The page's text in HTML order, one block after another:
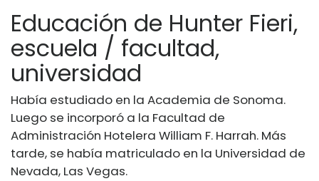
Educación de Hunter Fieri,
escuela / facultad,
universidad
Había estudiado en la Academia de Sonoma.
Luego se incorporó a la Facultad de
Administración Hotelera William F. Harrah. Más
tarde, se había matriculado en la Universidad de
Nevada, Las Vegas.